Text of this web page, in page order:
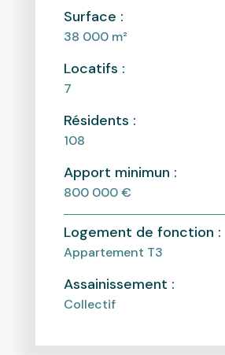
Surface :
38 000 m²
Locatifs :
7
Résidents :
108
Apport minimun :
800 000 €
Logement de fonction :
Appartement T3
Assainissement :
Collectif